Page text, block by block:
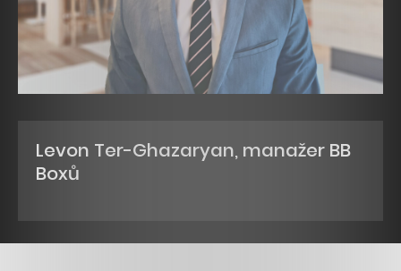
Levon Ter-Ghazaryan, manažer BB
Boxů